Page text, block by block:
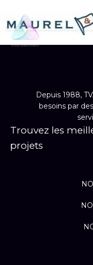
Depuis 1988,
besoins par
Trouvez les
projets